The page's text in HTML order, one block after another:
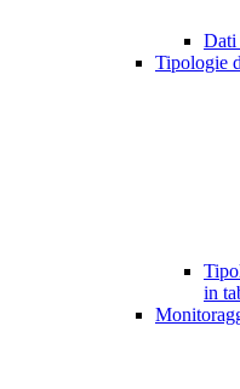
Dati
Tipologie
in